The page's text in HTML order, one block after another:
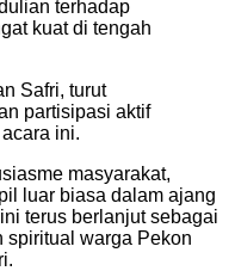
terhadap
kuat di tengah
Safri, turut
partisipasi aktif
ini.
masyarakat,
luar biasa dalam ajang
terus berlanjut sebagai
spiritual warga Pekon